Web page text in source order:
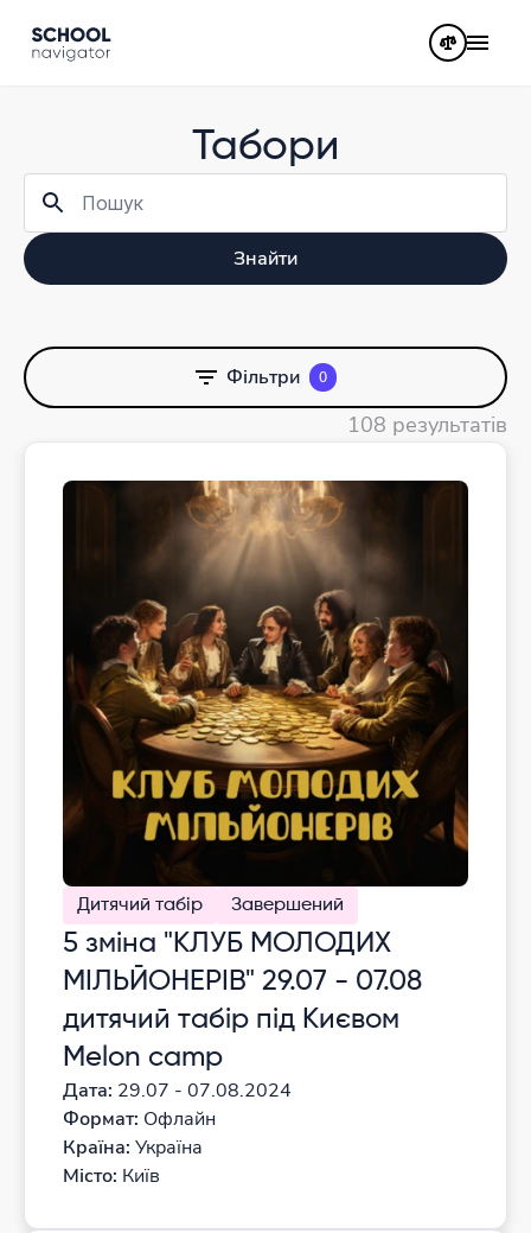
Табори
Знайти
Фільтри 0
108 результатів
Дитячий табір Завершений
5 зміна "КЛУБ МОЛОДИХ
МІЛЬЙОНЕРІВ" 29.07 - 07.08
дитячий табір під Києвом
Melon camp
Дата: 29.07 - 07.08.2024
Формат: Офлайн
Країна: Україна
Місто: Київ